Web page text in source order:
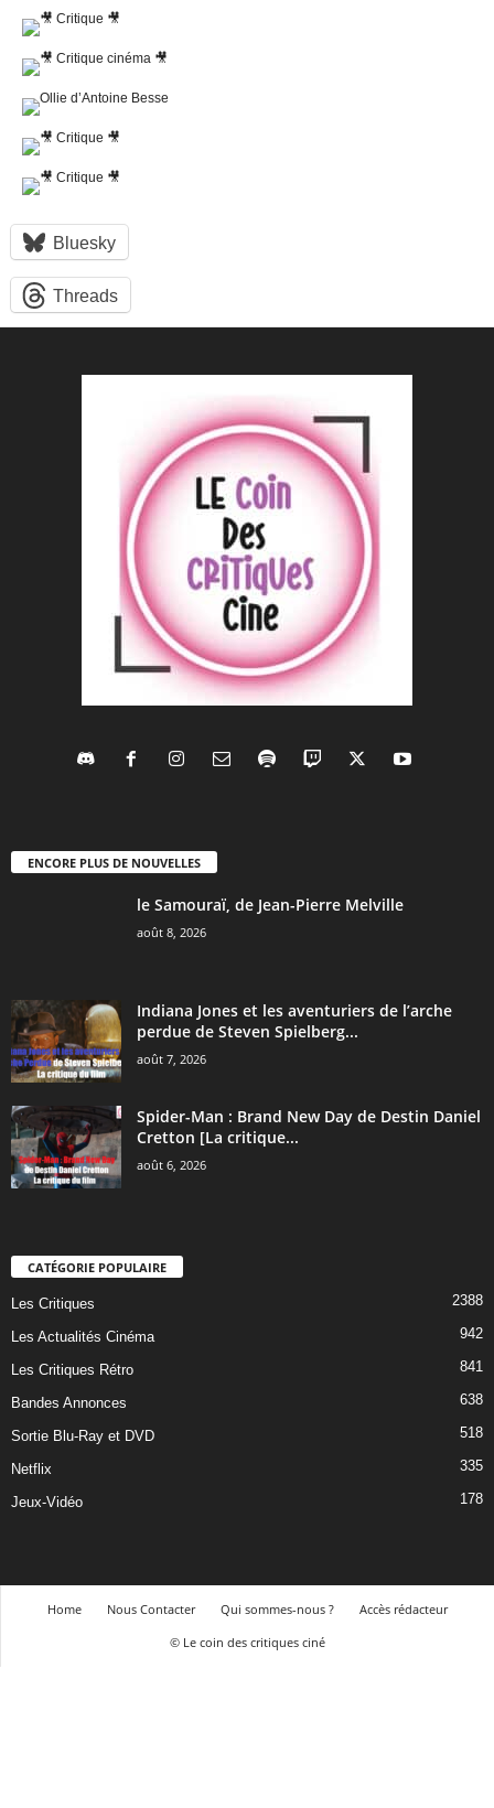
Bluesky
Threads
ENCORE PLUS DE NOUVELLES
le Samouraï, de Jean-Pierre Melville
août 8, 2026
Indiana Jones et les aventuriers de l’arche
perdue de Steven Spielberg...
août 7, 2026
Spider-Man : Brand New Day de Destin Daniel
Cretton [La critique...
août 6, 2026
CATÉGORIE POPULAIRE
Les Critiques 2388
Les Actualités Cinéma 942
Les Critiques Rétro 841
Bandes Annonces 638
Sortie Blu-Ray et DVD 518
Netflix 335
Jeux-Vidéo 178
Home Nous Contacter Qui sommes-nous ?
Accès rédacteur
© Le coin des critiques ciné